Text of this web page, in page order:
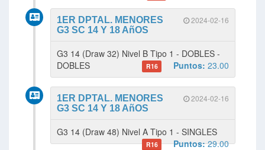
2024-02-16
1ER DPTAL. MENORES
G3 SC 14 Y 18 AñOS
G3 14 (Draw 32) Nivel B Tipo 1 - DOBLES -
DOBLES
R16 Puntos: 23.00
2024-02-16
1ER DPTAL. MENORES
G3 SC 14 Y 18 AñOS
G3 14 (Draw 48) Nivel A Tipo 1 - SINGLES
R16 Puntos:29.00